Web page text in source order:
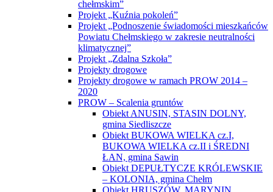
chełmskim”
Projekt „Kuźnia pokoleń”
Projekt „Podnoszenie świadomości mieszkańców
Powiatu Chełmskiego w zakresie neutralności
klimatycznej”
Projekt „Zdalna Szkoła”
Projekty drogowe
Projekty drogowe w ramach PROW 2014 –
2020
PROW – Scalenia gruntów
Obiekt ANUSIN, STASIN DOLNY,
gmina Siedliszcze
Obiekt BUKOWA WIELKA cz.I,
BUKOWA WIELKA cz.II i ŚREDNI
ŁAN, gmina Sawin
Obiekt DEPUŁTYCZE KRÓLEWSKIE
– KOLONIA, gmina Chełm
Obiekt HRUSZÓW, MARYNIN,